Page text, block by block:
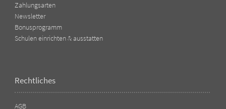
Zahlungsarten
Newsletter
Bonusprogramm
Schulen einrichten & ausstatten
Rechtliches
AGB